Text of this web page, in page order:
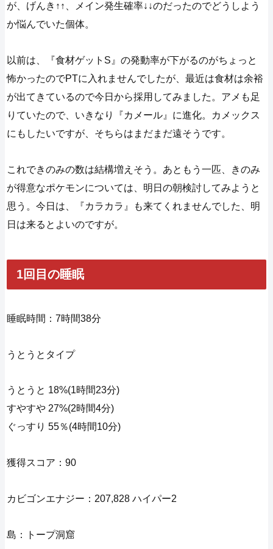
が、げんき↑↑、メイン発生確率↓↓のだったのでどうしよう
か悩んでいた個体。
以前は、『食材ゲットS』の発動率が下がるのがちょっと
怖かったのでPTに入れませんでしたが、最近は食材は余裕
が出てきているので今日から採用してみました。アメも足
りていたので、いきなり『カメール』に進化。カメックス
にもしたいですが、そちらはまだまだ遠そうです。
これできのみの数は結構増えそう。あともう一匹、きのみ
が得意なポケモンについては、明日の朝検討してみようと
思う。今日は、『カラカラ』も来てくれませんでした、明
日は来るとよいのですが。
1回目の睡眠
睡眠時間：7時間38分
うとうとタイプ
うとうと 18%(1時間23分)
すやすや 27%(2時間4分)
ぐっすり 55％(4時間10分)
獲得スコア：90
カビゴンエナジー：207,828 ハイパー2
島：トープ洞窟